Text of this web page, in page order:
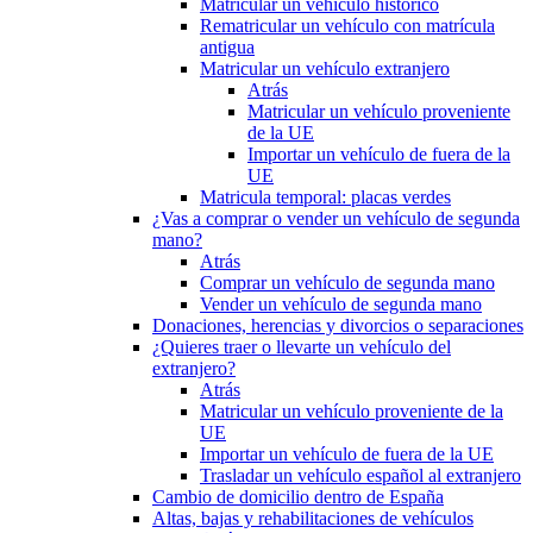
Matricular un vehículo histórico
Rematricular un vehículo con matrícula
antigua
Matricular un vehículo extranjero
Atrás
Matricular un vehículo proveniente
de la UE
Importar un vehículo de fuera de la
UE
Matricula temporal: placas verdes
¿Vas a comprar o vender un vehículo de segunda
mano?
Atrás
Comprar un vehículo de segunda mano
Vender un vehículo de segunda mano
Donaciones, herencias y divorcios o separaciones
¿Quieres traer o llevarte un vehículo del
extranjero?
Atrás
Matricular un vehículo proveniente de la
UE
Importar un vehículo de fuera de la UE
Trasladar un vehículo español al extranjero
Cambio de domicilio dentro de España
Altas, bajas y rehabilitaciones de vehículos